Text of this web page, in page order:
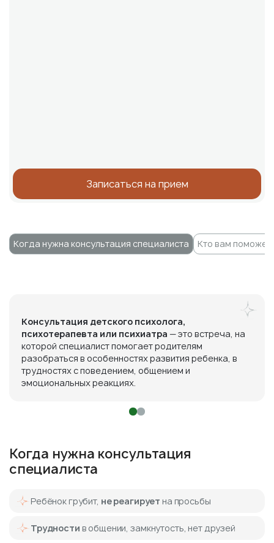
Записаться на прием
Когда нужна консультация специалиста Кто вам поможет
Консультация детского психолога,
психотерапевта или психиатра — это встреча, на
которой специалист помогает родителям
разобраться в особенностях развития ребенка, в
трудностях с поведением, общением и
эмоциональных реакциях.
Когда нужна консультация
специалиста
Ребёнок грубит, не реагирует на просьбы
Трудности в общении, замкнутость, нет друзей